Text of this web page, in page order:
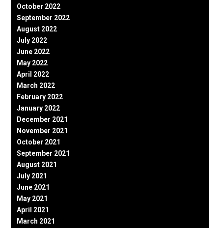
October 2022
September 2022
August 2022
July 2022
June 2022
May 2022
April 2022
March 2022
February 2022
January 2022
December 2021
November 2021
October 2021
September 2021
August 2021
July 2021
June 2021
May 2021
April 2021
March 2021